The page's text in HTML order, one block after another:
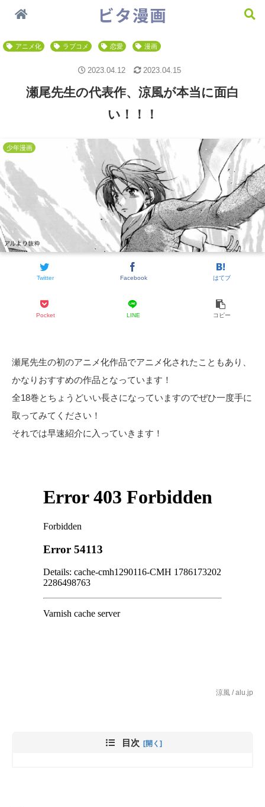
今一番おすすめしたい漫画 ＞＞
男性向け
アニメ化 ラブコメ 恋愛 漫画
瀬尾先生の代表作、涼風が本当に面白
い！！！
少年漫画
Twitter Facebook はてブ
Pocket LINE コピー
2023.04.15
2023.04.12
瀬尾先生の初のアニメ化作品でアニメ化されたこともあり、
かなりおすすめの作品となっています！
全18巻とちょうどいい長さになっていますのでぜひ一度手に
取ってみてください！
それでは早速紹介に入っていきます！
涼風 / alu.jp
目次